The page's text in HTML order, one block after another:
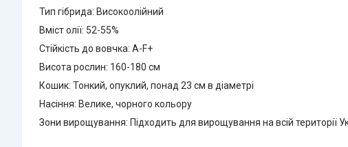
Тип гібрида: Високоолійний
Вміст олії: 52-55%
Стійкість до вовчка: A-F+
Висота рослин: 160-180 см
Кошик: Тонкий, опуклий, понад 23 см в діаметрі
Насіння: Велике, чорного кольору
Зони вирощування: Підходить для вирощування на всій території